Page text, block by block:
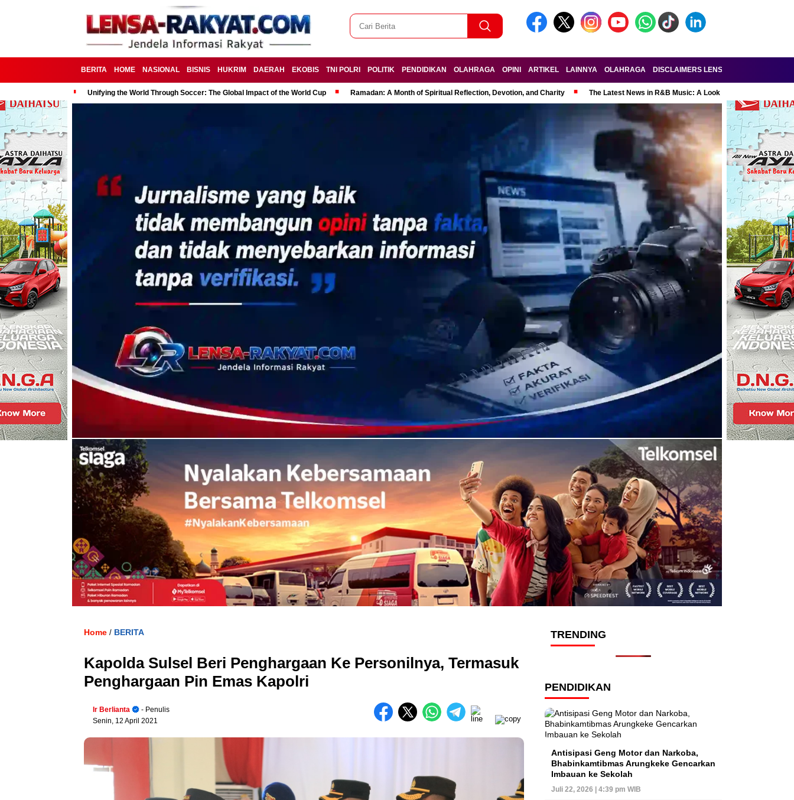
BERITA HOME NASIONAL BISNIS HUKRIM DAERAH EKOBIS TNI POLRI POLITIK PENDIDIKAN OLAHRAGA OPINI ARTIKEL LAINNYA OLAHRAGA DISCLAIMERS LENSA-RAKYAT.COM
Unifying the World Through Soccer: The Global Impact of the World Cup Ramadan: A Month of Spiritual Reflection, Devotion, and Charity The Latest News in R&B Music: A Look at Super Bowl
Home / BERITA
Kapolda Sulsel Beri Penghargaan Ke Personilnya, Termasuk
Penghargaan Pin Emas Kapolri
Ir Berlianta
- Penulis
Senin, 12 April 2021
TRENDING
PENDIDIKAN
Antisipasi Geng Motor dan Narkoba,
Bhabinkamtibmas Arungkeke Gencarkan
Imbauan ke Sekolah
Juli 22, 2026 | 4:39 pm WIB